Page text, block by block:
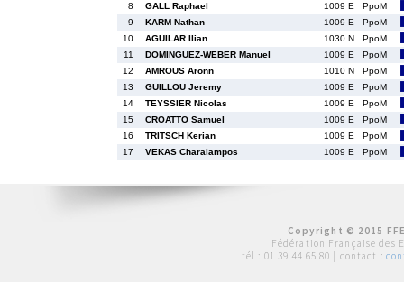
8
GALL Raphael 1009 E
PpoM
9
KARM Nathan 1009 E
PpoM
10
AGUILAR Ilian 1030 N
PpoM
11
DOMINGUEZ-WEBER Manuel 1009 E
PpoM
12
AMROUS Aronn 1010 N
PpoM
13
GUILLOU Jeremy 1009 E
PpoM
14
TEYSSIER Nicolas 1009 E
PpoM
15
CROATTO Samuel 1009 E
PpoM
16
TRITSCH Kerian 1009 E
PpoM
17
VEKAS Charalampos 1009 E PpoM
Copyright © 2015
Fédération Française des
tél : 01 39 44 65 80 | contact :